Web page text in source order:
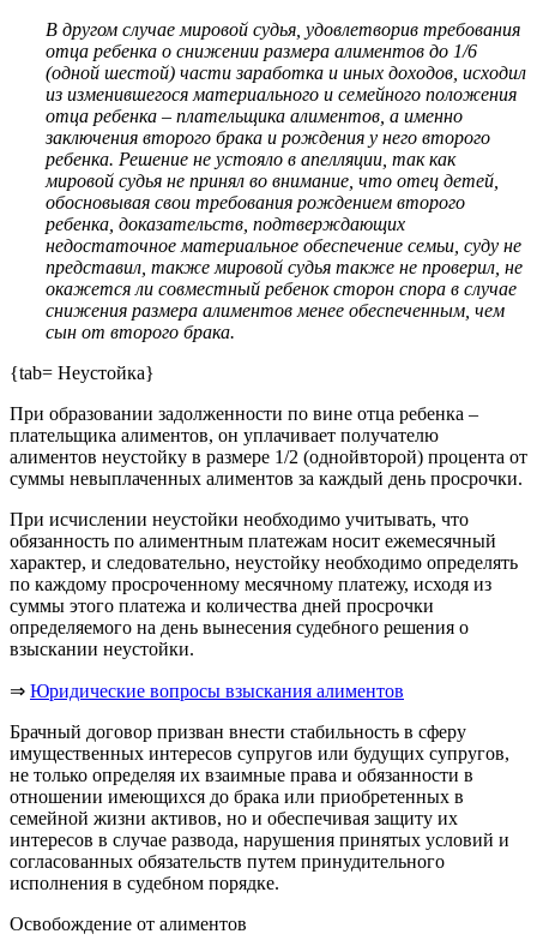
В другом случае мировой судья, удовлетворив требования
отца ребенка о снижении размера алиментов до 1/6
(одной шестой) части заработка и иных доходов, исходил
из изменившегося материального и семейного положения
отца ребенка – плательщика алиментов, а именно
заключения второго брака и рождения у него второго
ребенка. Решение не устояло в апелляции, так как
мировой судья не принял во внимание, что отец детей,
обосновывая свои требования рождением второго
ребенка, доказательств, подтверждающих
недостаточное материальное обеспечение семьи, суду не
представил, также мировой судья также не проверил, не
окажется ли совместный ребенок сторон спора в случае
снижения размера алиментов менее обеспеченным, чем
сын от второго брака.
{tab= Неустойка}
При образовании задолженности по вине отца ребенка –
плательщика алиментов, он уплачивает получателю
алиментов неустойку в размере 1/2 (однойвторой) процента от
суммы невыплаченных алиментов за каждый день просрочки.
При исчислении неустойки необходимо учитывать, что
обязанность по алиментным платежам носит ежемесячный
характер, и следовательно, неустойку необходимо определять
по каждому просроченному месячному платежу, исходя из
суммы этого платежа и количества дней просрочки
определяемого на день вынесения судебного решения о
взыскании неустойки.
⇒ Юридические вопросы взыскания алиментов
Брачный договор призван внести стабильность в сферу
имущественных интересов супругов или будущих супругов,
не только определяя их взаимные права и обязанности в
отношении имеющихся до брака или приобретенных в
семейной жизни активов, но и обеспечивая защиту их
интересов в случае развода, нарушения принятых условий и
согласованных обязательств путем принудительного
исполнения в судебном порядке.
Освобождение от алиментов